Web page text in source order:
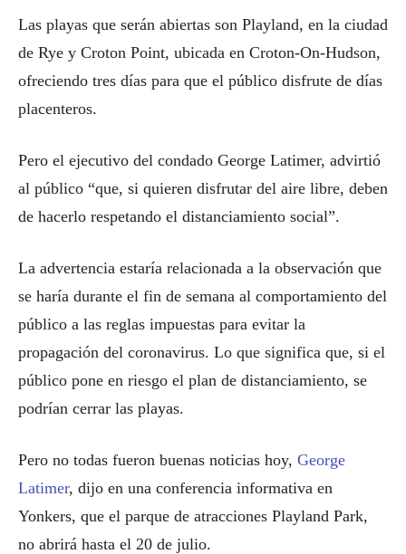
Las playas que serán abiertas son Playland, en la ciudad
de Rye y Croton Point, ubicada en Croton-On-Hudson,
ofreciendo tres días para que el público disfrute de días
placenteros.
Pero el ejecutivo del condado George Latimer, advirtió
al público “que, si quieren disfrutar del aire libre, deben
de hacerlo respetando el distanciamiento social”.
La advertencia estaría relacionada a la observación que
se haría durante el fin de semana al comportamiento del
público a las reglas impuestas para evitar la
propagación del coronavirus. Lo que significa que, si el
público pone en riesgo el plan de distanciamiento, se
podrían cerrar las playas.
Pero no todas fueron buenas noticias hoy, George
Latimer, dijo en una conferencia informativa en
Yonkers, que el parque de atracciones Playland Park,
no abrirá hasta el 20 de julio.